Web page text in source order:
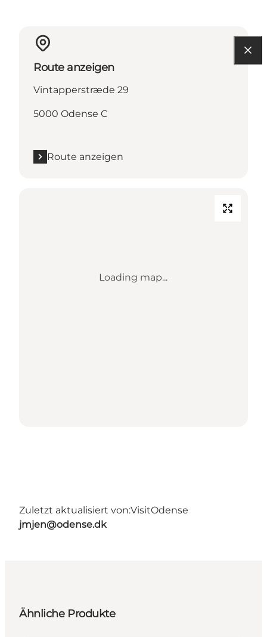
Route anzeigen
Vintapperstræde 29
5000 Odense C
Route anzeigen
Loading map...
Zuletzt aktualisiert von:VisitOdense
jmjen@odense.dk
Ähnliche Produkte